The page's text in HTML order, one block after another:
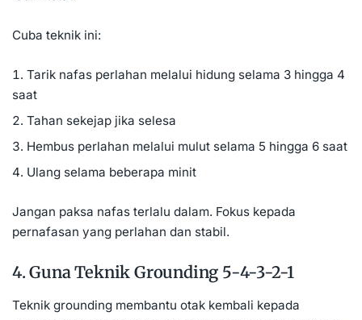
Cuba teknik ini:
Tarik nafas perlahan melalui hidung selama 3 hingga 4
saat
Tahan sekejap jika selesa
Hembus perlahan melalui mulut selama 5 hingga 6 saat
Ulang selama beberapa minit
Jangan paksa nafas terlalu dalam. Fokus kepada
pernafasan yang perlahan dan stabil.
4. Guna Teknik Grounding 5-4-3-2-1
Teknik grounding membantu otak kembali kepada